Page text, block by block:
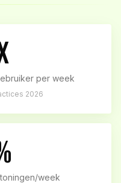
per week
2026
week